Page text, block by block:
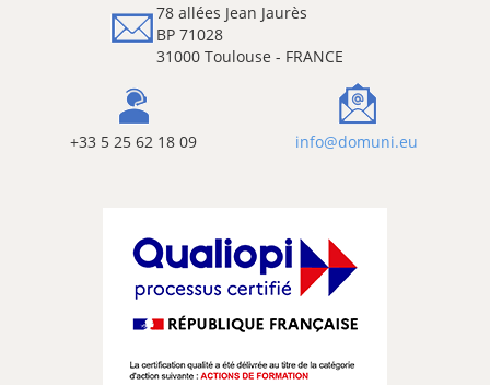
78 allées Jean Jaurès
BP 71028
31000 Toulouse - FRANCE
+33 5 25 62 18 09 info@domuni.eu